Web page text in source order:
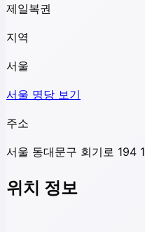
제일복권
지역
서울
서울 명당 보기
주소
서울 동대문구 회기로 194 1
위치 정보